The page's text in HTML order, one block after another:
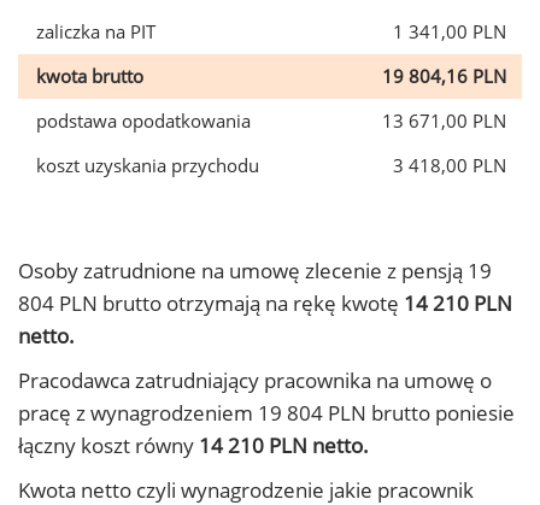
zaliczka na PIT
1 341,00 PLN
kwota brutto
19 804,16 PLN
podstawa opodatkowania
13 671,00 PLN
koszt uzyskania przychodu
3 418,00 PLN
Osoby zatrudnione na umowę zlecenie z pensją 19
804 PLN brutto otrzymają na rękę kwotę 14 210 PLN
netto.
Pracodawca zatrudniający pracownika na umowę o
pracę z wynagrodzeniem 19 804 PLN brutto poniesie
łączny koszt równy 14 210 PLN netto.
Kwota netto czyli wynagrodzenie jakie pracownik